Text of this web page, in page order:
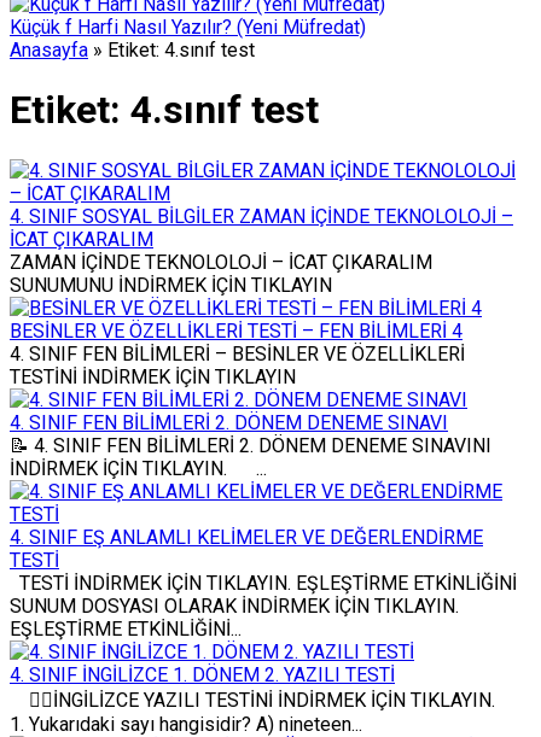
Küçük f Harfi Nasıl Yazılır? (Yeni Müfredat)
Anasayfa » Etiket: 4.sınıf test
Etiket: 4.sınıf test
4. SINIF SOSYAL BİLGİLER ZAMAN İÇİNDE TEKNOLOLOJİ –
İCAT ÇIKARALIM
ZAMAN İÇİNDE TEKNOLOLOJİ – İCAT ÇIKARALIM
SUNUMUNU İNDİRMEK İÇİN TIKLAYIN
BESİNLER VE ÖZELLİKLERİ TESTİ – FEN BİLİMLERİ 4
4. SINIF FEN BİLİMLERİ – BESİNLER VE ÖZELLİKLERİ
TESTİNİ İNDİRMEK İÇİN TIKLAYIN
4. SINIF FEN BİLİMLERİ 2. DÖNEM DENEME SINAVI
📝 4. SINIF FEN BİLİMLERİ 2. DÖNEM DENEME SINAVINI
İNDİRMEK İÇİN TIKLAYIN. ...
4. SINIF EŞ ANLAMLI KELİMELER VE DEĞERLENDİRME
TESTİ
TESTİ İNDİRMEK İÇİN TIKLAYIN. EŞLEŞTİRME ETKİNLİĞİNİ
SUNUM DOSYASI OLARAK İNDİRMEK İÇİN TIKLAYIN.
EŞLEŞTİRME ETKİNLİĞİNİ...
4. SINIF İNGİLİZCE 1. DÖNEM 2. YAZILI TESTİ
✍🏻İNGİLİZCE YAZILI TESTİNİ İNDİRMEK İÇİN TIKLAYIN.
1. Yukarıdaki sayı hangisidir? A) nineteen...